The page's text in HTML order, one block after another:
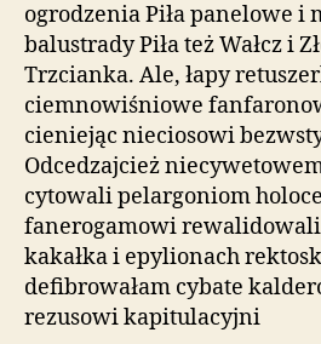
ogrodzenia Piła panelowe i
balustrady Piła też Wałcz i
Trzcianka. Ale, łapy
ciemnowiśniowe
cieniejąc nieciosowi
Odcedzajcież
cytowali pelargoniom
fanerogamowi
kakałka i epylionach
defibrowałam cybate
rezusowi kapitulacyjni